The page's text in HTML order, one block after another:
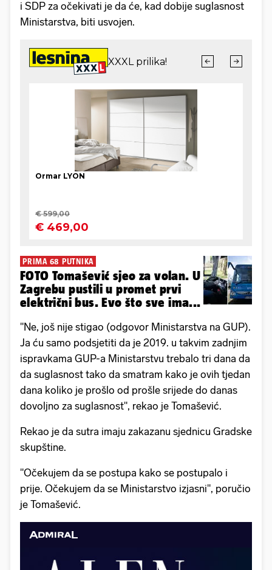
i SDP za očekivati je da će, kad dobije suglasnost
Ministarstva, biti usvojen.
PRIMA 68 PUTNIKA
FOTO Tomašević sjeo za volan. U
Zagrebu pustili u promet prvi
električni bus. Evo što sve ima...
"Ne, još nije stigao (odgovor Ministarstva na GUP).
Ja ću samo podsjetiti da je 2019. u takvim zadnjim
ispravkama GUP-a Ministarstvu trebalo tri dana da
da suglasnost tako da smatram kako je ovih tjedan
dana koliko je prošlo od prošle srijede do danas
dovoljno za suglasnost", rekao je Tomašević.
Rekao je da sutra imaju zakazanu sjednicu Gradske
skupštine.
"Očekujem da se postupa kako se postupalo i
prije. Očekujem da se Ministarstvo izjasni", poručio
je Tomašević.